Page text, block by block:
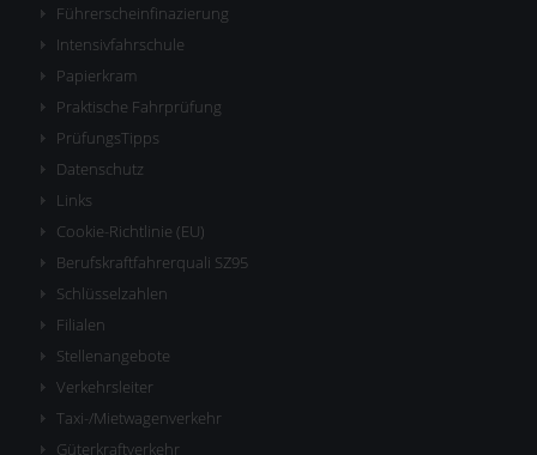
Führerscheinfinazierung
Intensivfahrschule
Papierkram
Praktische Fahrprüfung
PrüfungsTipps
Datenschutz
Links
Cookie-Richtlinie (EU)
Berufskraftfahrerquali SZ95
Schlüsselzahlen
Filialen
Stellenangebote
Verkehrsleiter
Taxi-/Mietwagenverkehr
Güterkraftverkehr